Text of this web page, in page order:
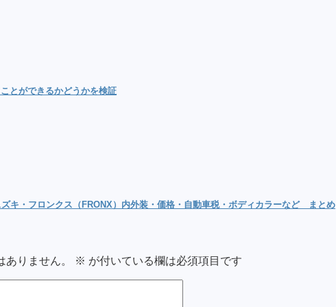
とができるかどうかを検証
キ・フロンクス（FRONX）内外装・価格・自動車税・ボディカラーなど まとめ
りません。 ※ が付いている欄は必須項目です